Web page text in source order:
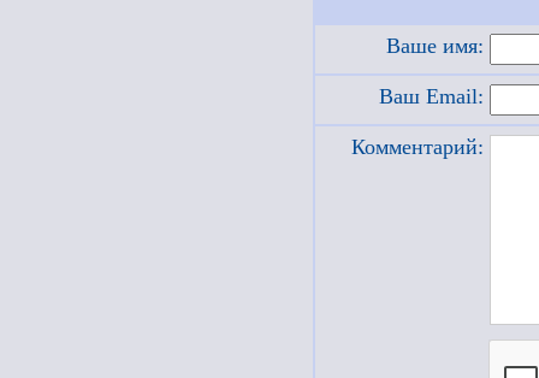
Ваше имя:
Ваш Email:
Комментарий: